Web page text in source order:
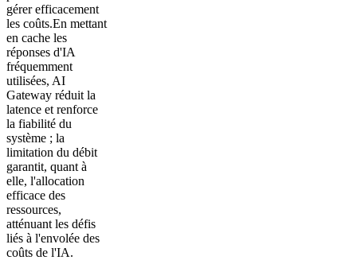
gérer efficacement
les coûts.En mettant
en cache les
réponses d'IA
fréquemment
utilisées, AI
Gateway réduit la
latence et renforce
la fiabilité du
système ; la
limitation du débit
garantit, quant à
elle, l'allocation
efficace des
ressources,
atténuant les défis
liés à l'envolée des
coûts de l'IA.